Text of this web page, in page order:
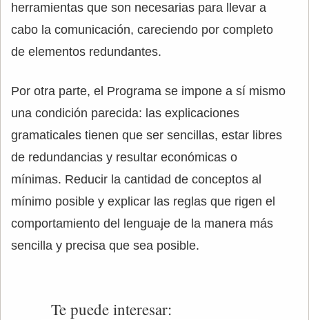
herramientas que son necesarias para llevar a
cabo la comunicación, careciendo por completo
de elementos redundantes.
Por otra parte, el Programa se impone a sí mismo
una condición parecida: las explicaciones
gramaticales tienen que ser sencillas, estar libres
de redundancias y resultar económicas o
mínimas. Reducir la cantidad de conceptos al
mínimo posible y explicar las reglas que rigen el
comportamiento del lenguaje de la manera más
sencilla y precisa que sea posible.
Te puede interesar: